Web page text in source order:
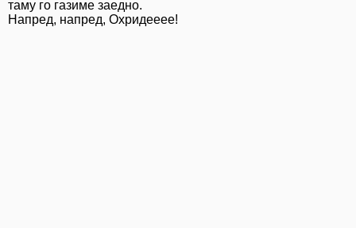
таму го газиме заедно.
​Напред, напред, Охридееее!